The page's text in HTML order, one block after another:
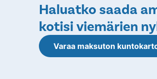
Haluatko saada
kotisi viemärien
Varaa maksuton